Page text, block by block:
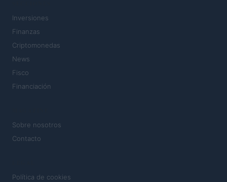
Inversiones
Finanzas
Criptomonedas
News
Fisco
Financiación
Sobre nosotros
Contacto
Política de cookies